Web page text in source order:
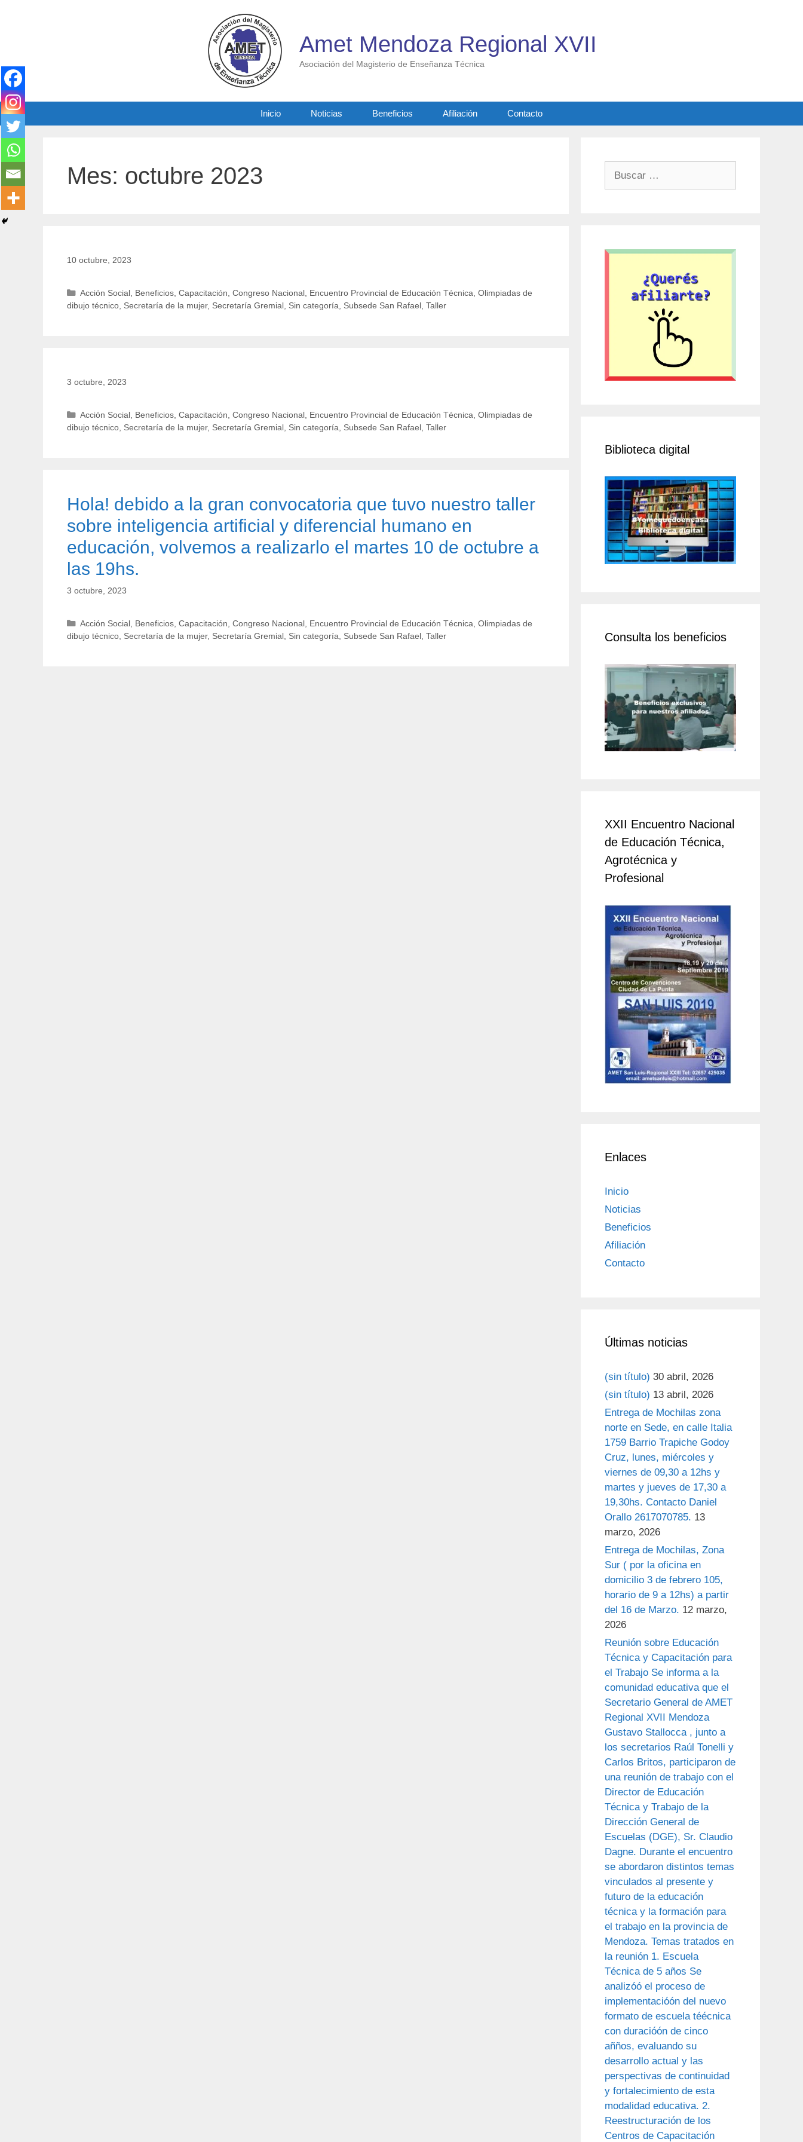
Amet Mendoza Regional XVII
Asociación del Magisterio de Enseñanza Técnica
Inicio Noticias Beneficios Afiliación Contacto
Mes: octubre 2023
10 octubre, 2023
Categorías
Acción Social, Beneficios, Capacitación, Congreso Nacional, Encuentro Provincial de Educación Técnica, Olimpiadas de
dibujo técnico, Secretaría de la mujer, Secretaría Gremial, Sin categoría, Subsede San Rafael, Taller
3 octubre, 2023
Categorías
Acción Social, Beneficios, Capacitación, Congreso Nacional, Encuentro Provincial de Educación Técnica, Olimpiadas de
dibujo técnico, Secretaría de la mujer, Secretaría Gremial, Sin categoría, Subsede San Rafael, Taller
Hola! debido a la gran convocatoria que tuvo nuestro taller
sobre inteligencia artificial y diferencial humano en
educación, volvemos a realizarlo el martes 10 de octubre a
las 19hs.
3 octubre, 2023
Categorías
Acción Social, Beneficios, Capacitación Congreso Nacional, Encuentro Provincial de Educación Técnica Olimpiadas de
dibujo técnico Secretaría de la mujer, Secretaría Gremial Sin categoría Subsede San Rafael Taller
Biblioteca digital
Consulta los beneficios
XXII Encuentro Nacional
de Educación Técnica,
Agrotécnica y
Profesional
Enlaces
Inicio
Noticias
Beneficios
Afiliación
Contacto
Últimas noticias
(sin título) 30 abril, 2026
(sin título) 13 abril, 2026
Entrega de Mochilas zona
norte en Sede, en calle Italia
1759 Barrio Trapiche Godoy
Cruz, lunes, miércoles y
viernes de 09,30 a 12hs y
martes y jueves de 17,30 a
19,30hs. Contacto Daniel
Orallo 2617070785. 13
marzo, 2026
Entrega de Mochilas, Zona
Sur ( por la oficina en
domicilio 3 de febrero 105,
horario de 9 a 12hs) a partir
del 16 de Marzo. 12 marzo,
2026
Reunión sobre Educación
Técnica y Capacitación para
el Trabajo Se informa a la
comunidad educativa que el
Secretario General de AMET
Regional XVII Mendoza
Gustavo Stallocca , junto a
los secretarios Raúl Tonelli y
Carlos Britos, participaron de
una reunión de trabajo con el
Director de Educación
Técnica y Trabajo de la
Dirección General de
Escuelas (DGE), Sr. Claudio
Dagne. Durante el encuentro
se abordaron distintos temas
vinculados al presente y
futuro de la educación
técnica y la formación para
el trabajo en la provincia de
Mendoza. Temas tratados en
la reunión 1. Escuela
Técnica de 5 años Se
analizóó el proceso de
implementacióón del nuevo
formato de escuela téécnica
con duracióón de cinco
añños, evaluando su
desarrollo actual y las
perspectivas de continuidad
y fortalecimiento de esta
modalidad educativa. 2.
Reestructuración de los
Centros de Capacitación